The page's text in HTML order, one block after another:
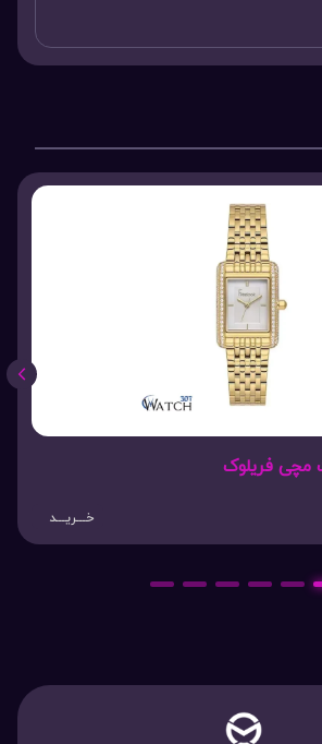
خـــریـــد
1
2
3
4
5